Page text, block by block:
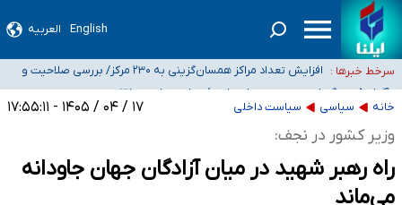
English العربیه
سرخط خبرها :
ضرورت آموزش حریم خصوصی در فضای آنلاین در مدارس/ هزینه‌های سنگین
اجتماعی انتشار تصاویر خصوصی برای قربانیان/ سوءاستفاده مجرمان از ترس
رسوایی
افزایش تعداد مراکز همسان‌گزینی به ۲۳۰ مرکز/ بررسی صلاحیت و
نظارت‌ها به سازمان تبلیغات واگذار شده است
۴۰ تا ۵۰ روز گرمای نسبی در پیش داریم/ دمای تهران به ۳۸ درجه
می‌رسد
موضع وزارت بهداشت درباره ظرفیت پزشکی کنکور ۱۴۰۵: خواستار اصلاح ظرفیت‌ها
هستیم، اما هنوز پاسخ مشخصی نگرفته‌ایم
تعویق آزمون ورودی دکترای تخصصی فرماندهی صحنه عملیات و دکترای تخصصی
جغرافیای نظامی دافوس آجا
خانه سیاسی سیاست داخلی ۱۷ / ۰۴ / ۱۴۰۵ - ۱۷:۵۵:۱۱
وزیر کشور در نجف:
راه رهبر شهید در میان آزادگان جهان جاودانه
می‌ماند